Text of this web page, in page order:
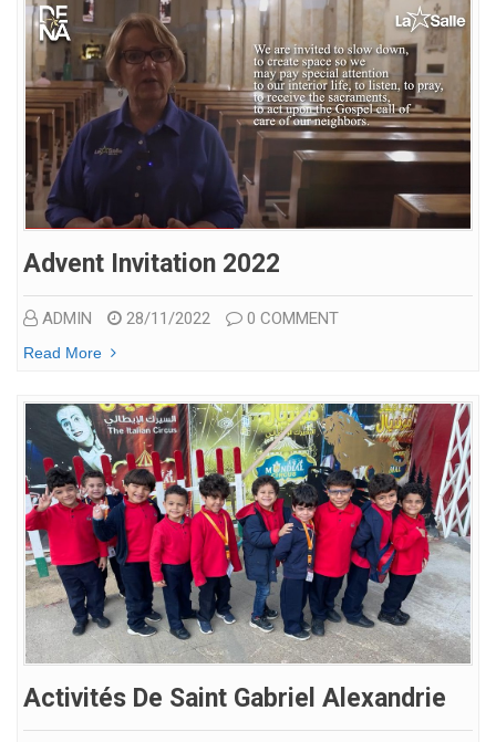
Advent Invitation 2022
ADMIN 28/11/2022 0 COMMENT
Read More
Activités De Saint Gabriel Alexandrie